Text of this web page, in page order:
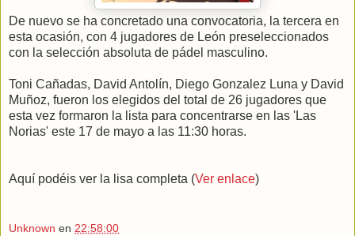
De nuevo se ha concretado una convocatoria, la tercera en
esta ocasión, con 4 jugadores de León preseleccionados
con la selección absoluta de pádel masculino.
Toni Cañadas, David Antolín, Diego Gonzalez Luna y David
Muñoz, fueron los elegidos del total de 26 jugadores que
esta vez formaron la lista para concentrarse en las 'Las
Norias' este 17 de mayo a las 11:30 horas.
Aquí podéis ver la lisa completa (Ver enlace)
Unknown en 22:58:00